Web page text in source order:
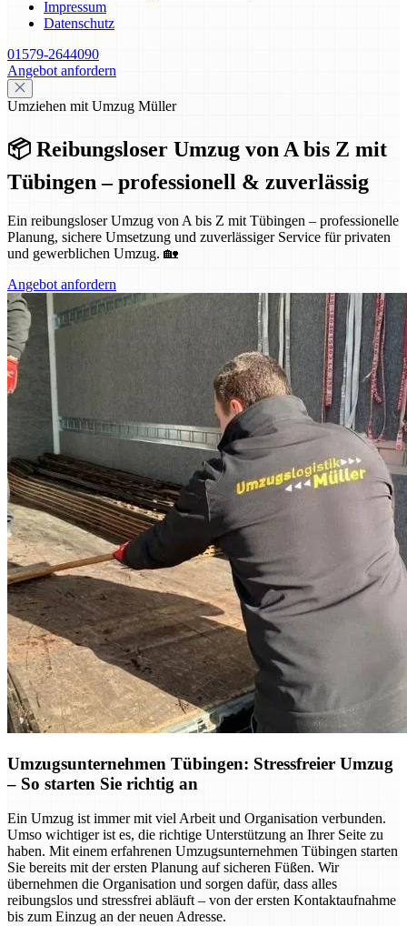
Impressum
Datenschutz
01579-2644090
Angebot anfordern
Umziehen mit Umzug Müller
📦 Reibungsloser Umzug von A bis Z mit
Tübingen – professionell & zuverlässig
Ein reibungsloser Umzug von A bis Z mit Tübingen – professionelle
Planung, sichere Umsetzung und zuverlässiger Service für privaten
und gewerblichen Umzug. 🏡
Angebot anfordern
Umzugsunternehmen Tübingen: Stressfreier Umzug
– So starten Sie richtig an
Ein Umzug ist immer mit viel Arbeit und Organisation verbunden.
Umso wichtiger ist es, die richtige Unterstützung an Ihrer Seite zu
haben. Mit einem erfahrenen Umzugsunternehmen Tübingen starten
Sie bereits mit der ersten Planung auf sicheren Füßen. Wir
übernehmen die Organisation und sorgen dafür, dass alles
reibungslos und stressfrei abläuft – von der ersten Kontaktaufnahme
bis zum Einzug an der neuen Adresse.